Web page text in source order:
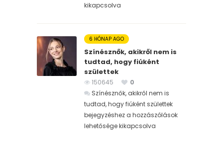
kikapcsolva
6 HÓNAP AGO
Színésznők, akikről nem is
tudtad, hogy fiúként
születtek
150645
0
Színésznők, akikről nem is
tudtad, hogy fiúként születtek
bejegyzéshez a hozzászólások
lehetősége kikapcsolva